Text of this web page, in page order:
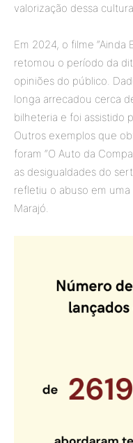
valorização dessa
Em 2024, o filme “Ainda
retomou o período da
opiniões do público.
longa arrecadou cerca
bilheteria e foi assistido
Outros exemplos que
foram “O Auto da
as desigualdades do
refletiu o abuso em
Marajó.